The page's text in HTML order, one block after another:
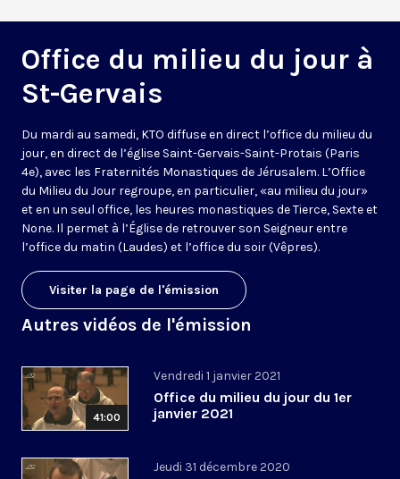
Office du milieu du jour à
St-Gervais
Du mardi au samedi, KTO diffuse en direct l’office du milieu du
jour, en direct de l’église Saint-Gervais-Saint-Protais (Paris
4e), avec les Fraternités Monastiques de Jérusalem. L’Office
du Milieu du Jour regroupe, en particulier, «au milieu du jour»
et en un seul office, les heures monastiques de Tierce, Sexte et
None. Il permet à l’Église de retrouver son Seigneur entre
l’office du matin (Laudes) et l’office du soir (Vêpres).
Visiter la page de l'émission
Autres vidéos de l'émission
41:00
Vendredi 1 janvier 2021
Office du milieu du jour du 1er
janvier 2021
Jeudi 31 décembre 2020